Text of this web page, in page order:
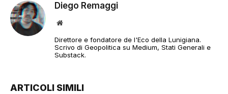
Diego Remaggi
Sito
Direttore e fondatore de l'Eco della Lunigiana.
Scrivo di Geopolitica su Medium, Stati Generali e
Substack.
ARTICOLI SIMILI